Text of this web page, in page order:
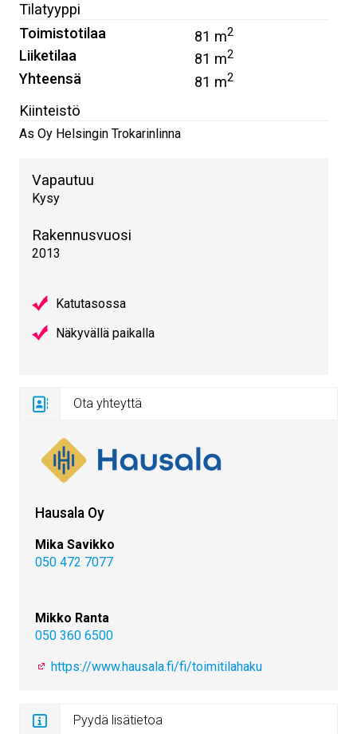
Tilatyyppi
Toimistotilaa
81 m2
Liiketilaa 81 m2
Yhteensä 81 m2
Kiinteistö
As Oy Helsingin Trokarinlinna
Vapautuu
Kysy
Rakennusvuosi
2013
Katutasossa
Näkyvällä paikalla
Ota yhteyttä
Hausala Oy
Mika Savikko
050 472 7077
Mikko Ranta
050 360 6500
https://www.hausala.fi/fi/toimitilahaku
Pyydä lisätietoa